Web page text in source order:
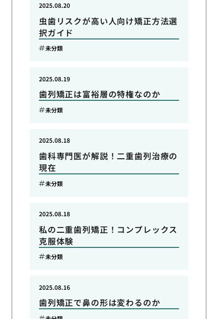
虫歯リスクが高い人向け矯正方法選
択ガイド
2025.08.20
未分類
歯列矯正は富裕層の特権なのか
2025.08.19
未分類
歯科専門医が解説！二重歯列治療の
現在
2025.08.18
未分類
私の二重歯列矯正！コンプレックス
克服体験
2025.08.18
未分類
歯列矯正で鼻の形は変わるのか
2025.08.16